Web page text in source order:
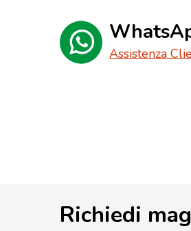
Assistenza
Richiedi